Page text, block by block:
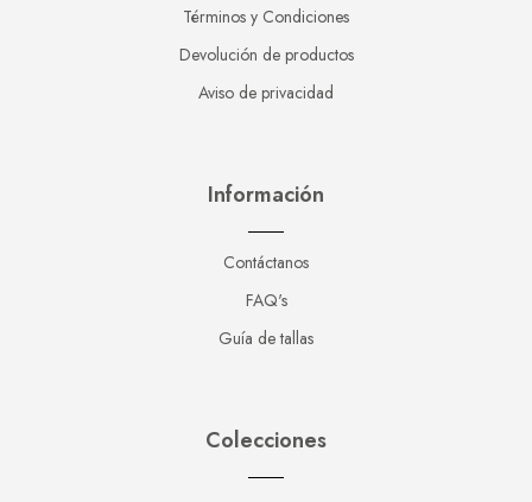
Términos y Condiciones
Devolución de productos
Aviso de privacidad
Información
Contáctanos
FAQ's
Guía de tallas
Colecciones